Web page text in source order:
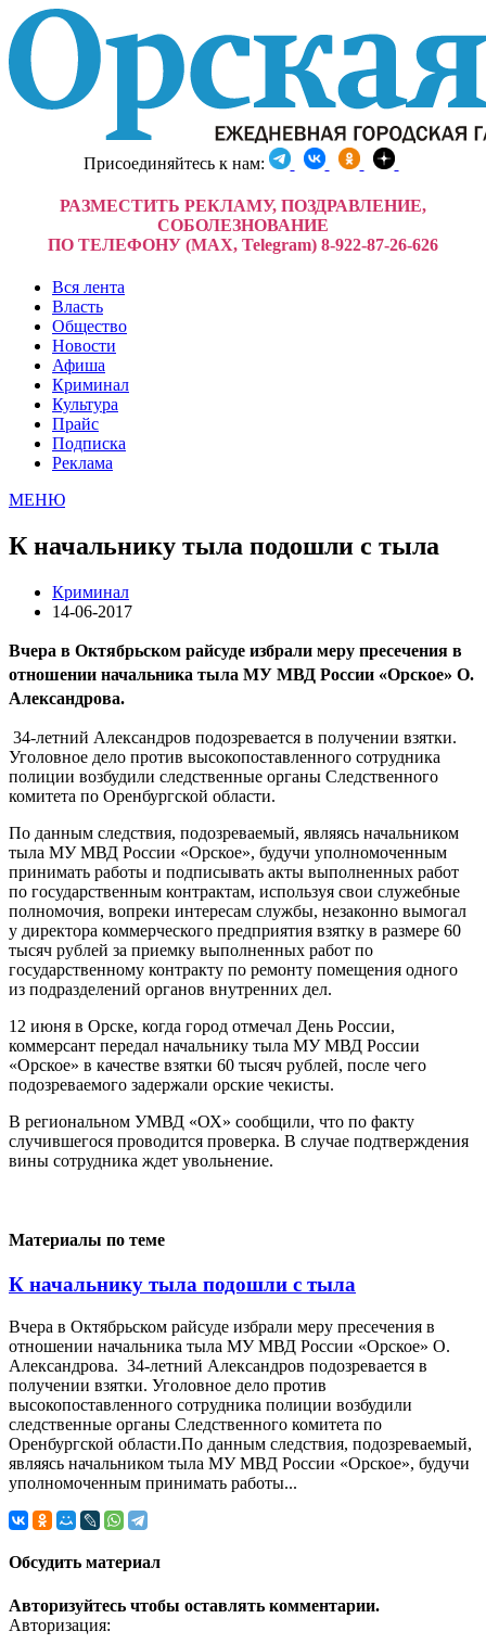
Присоединяйтесь к нам:
РАЗМЕСТИТЬ РЕКЛАМУ, ПОЗДРАВЛЕНИЕ,
СОБОЛЕЗНОВАНИЕ
ПО ТЕЛЕФОНУ (MAX, Telegram) 8-922-87-26-626
Вся лента
Власть
Общество
Новости
Афиша
Криминал
Культура
Прайс
Подписка
Реклама
МЕНЮ
К начальнику тыла подошли с тыла
Криминал
14-06-2017
Вчера в Октябрьском райсуде избрали меру пресечения в
отношении начальника тыла МУ МВД России «Орское» О.
Александрова.
34-летний Александров подозревается в получении взятки.
Уголовное дело против высокопоставленного сотрудника
полиции возбудили следственные органы Следственного
комитета по Оренбургской области.
По данным следствия, подозреваемый, являясь начальником
тыла МУ МВД России «Орское», будучи уполномоченным
принимать работы и подписывать акты выполненных работ
по государственным контрактам, используя свои служебные
полномочия, вопреки интересам службы, незаконно вымогал
у директора коммерческого предприятия взятку в размере 60
тысяч рублей за приемку выполненных работ по
государственному контракту по ремонту помещения одного
из подразделений органов внутренних дел.
12 июня в Орске, когда город отмечал День России,
коммерсант передал начальнику тыла МУ МВД России
«Орское» в качестве взятки 60 тысяч рублей, после чего
подозреваемого задержали орские чекисты.
В региональном УМВД «ОХ» сообщили, что по факту
случившегося проводится проверка. В случае подтверждения
вины сотрудника ждет увольнение.
Материалы по теме
К начальнику тыла подошли с тыла
Вчера в Октябрьском райсуде избрали меру пресечения в
отношении начальника тыла МУ МВД России «Орское» О.
Александрова. 34-летний Александров подозревается в
получении взятки. Уголовное дело против
высокопоставленного сотрудника полиции возбудили
следственные органы Следственного комитета по
Оренбургской области.По данным следствия, подозреваемый,
являясь начальником тыла МУ МВД России «Орское», будучи
уполномоченным принимать работы...
Обсудить материал
Авторизуйтесь чтобы оставлять комментарии.
Авторизация: